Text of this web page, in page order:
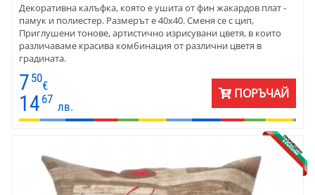
Декоративна калъфка, която е ушита от фин жакардов плат -
памук и полиестер. Размерът е 40х40. Сменя се с цип,
Приглушени тонове, артистично изрисувани цветя, в които
различаваме красива комбинация от различни цветя в
градината.
7 50
€
14 67
лв.
ПОРЪЧАЙ